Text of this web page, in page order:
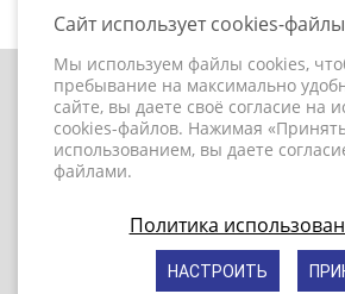
+7 (495) 787-
info@png-
© ПНГ Технологии 2020. www.png-
Сайт использует cookies-файлы
Мы используем файлы cookies,
пребывание на максимально
сайте, вы даете своё согласие на
cookies-файлов. Нажимая
использованием, вы даете
файлами.
Политика
НАСТРОИТЬ